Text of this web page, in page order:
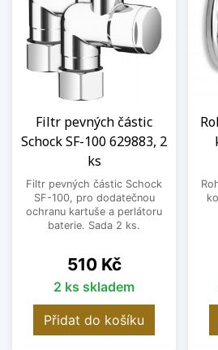
Filtr pevných částic
Schock SF-100 629883, 2
ks
Filtr pevných částic Schock
SF-100, pro dodatečnou
ochranu kartuše a perlátoru
baterie. Sada 2 ks.
Cena
510 Kč
2 ks skladem
Přidat do košíku